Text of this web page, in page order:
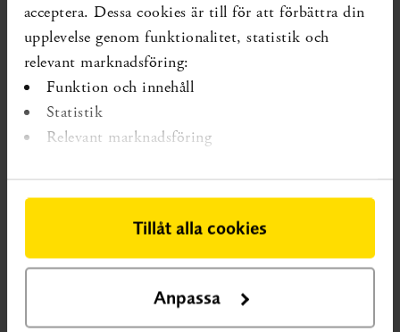
acceptera. Dessa cookies är till för att förbättra din
upplevelse genom funktionalitet, statistik och
relevant marknadsföring:
Funktion och innehåll
Statistik
Relevant marknadsföring
Tillåt alla cookies
Anpassa
VETENSKAPLIG KUNSKAPSLUCKAEn vetenskaplig
kunskapslucka innebär att systematiska översikter visar på osäker
effekt eller att det saknas systematiska översikter.
Kunskapsluckorna publiceras på SBU:s webbplats. Ett syfte är att
ge forskare och forskningsfinansiärer tips om var det saknas